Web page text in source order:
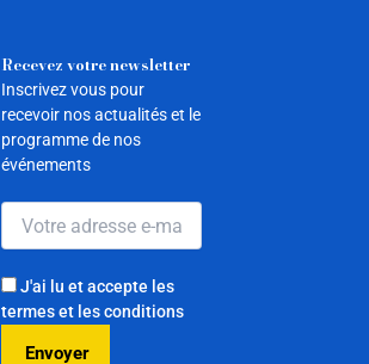
Recevez votre newsletter
Inscrivez vous pour
recevoir nos actualités et le
programme de nos
événements
J'ai lu et accepte les
termes et les conditions